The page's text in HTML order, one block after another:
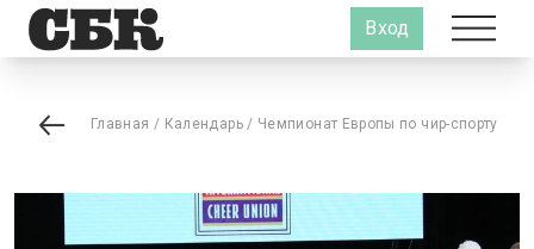
Вход
Главная / Календарь/ Чемпионат Европы по чир-спорту